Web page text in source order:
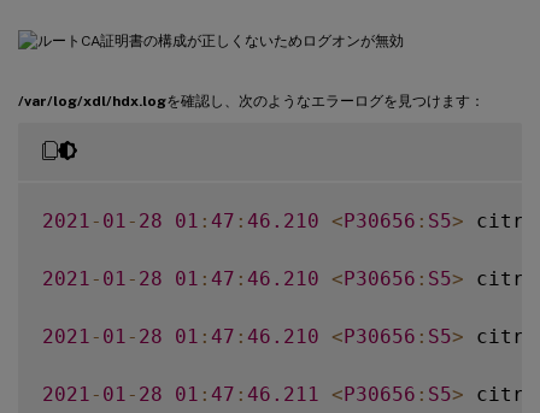
/var/log/xdl/hdx.logを確認し、次のようなエラーログを見つけます：
2021 - 01 - 28 01 : 47 : 46.210 <P30656 : S5>
2021 - 01 - 28 01 : 47 : 46.210 <P30656 : S5>
2021 - 01 - 28 01 : 47 : 46.210 <P30656 : S5>
2021 - 01 - 28 01 : 47 : 46.211 <P30656 : S5>